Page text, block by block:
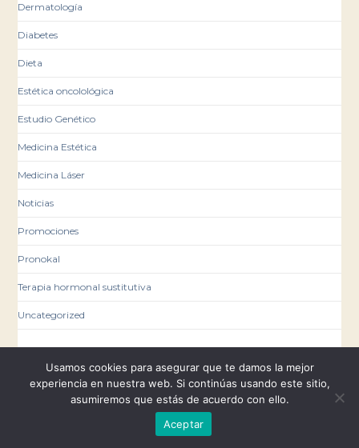
Dermatología
Diabetes
Dieta
Estética oncolológica
Estudio Genético
Medicina Estética
Medicina Láser
Noticias
Promociones
Pronokal
Terapia hormonal sustitutiva
Uncategorized
Meta
Usamos cookies para asegurar que te damos la mejor
experiencia en nuestra web. Si continúas usando este sitio,
asumiremos que estás de acuerdo con ello.
Aceptar